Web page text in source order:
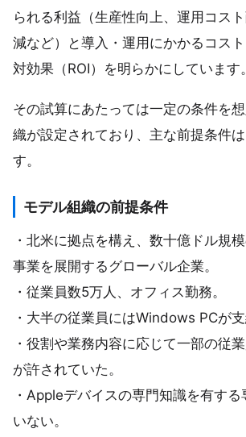
られる利益（生産性向上、運用コス
減など）と導入・運用にかかるコス
対効果（ROI）を明らかにしています。
その試算にあたっては一定の条件を
織が設定されており、主な前提条件
す。
モデル組織の前提条件
・北米に拠点を構え、数十億ドル規
事業を展開するグローバル企業。
・従業員数5万人、オフィス勤務。
・大半の従業員にはWindows PCが支
・役割や業務内容に応じて一部の従
が許されていた。
・Appleデバイスの専門知識を有す
いない。